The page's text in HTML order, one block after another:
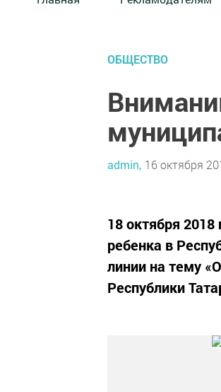
ОБЩЕСТВО
admin, 16 октября
18 октября
ребенка в
линии на тему
Республики